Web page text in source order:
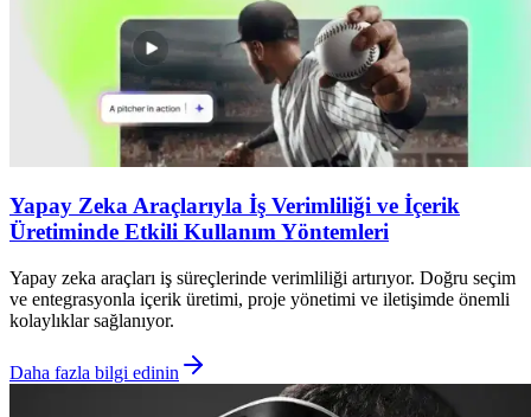
Yapay Zeka Araçlarıyla İş Verimliliği ve İçerik
Üretiminde Etkili Kullanım Yöntemleri
Yapay zeka araçları iş süreçlerinde verimliliği artırıyor. Doğru seçim
ve entegrasyonla içerik üretimi, proje yönetimi ve iletişimde önemli
kolaylıklar sağlanıyor.
Daha fazla bilgi edinin